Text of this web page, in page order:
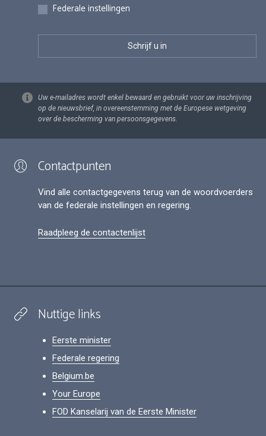
Federale instellingen
Uw e-mailadres wordt enkel bewaard en gebruikt voor uw inschrijving
op de nieuwsbrief, in overeenstemming met de Europese wetgeving
over de bescherming van persoonsgegevens.
Contactpunten
Vind alle contactgegevens terug van de woordvoerders
van de federale instellingen en regering.
Raadpleeg de contactenlijst
Nuttige links
Eerste minister
Federale regering
Belgium.be
Your Europe
FOD Kanselarij van de Eerste Minister